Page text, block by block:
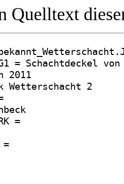
Quelltext